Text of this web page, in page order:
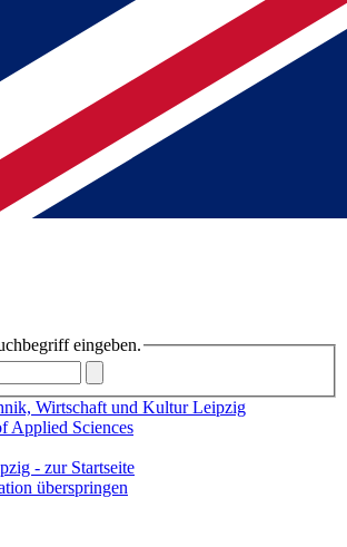
eingeben.
Wirtschaft und Kultur Leipzig
Applied Sciences
überspringen